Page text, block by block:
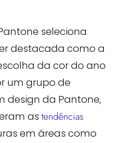
seleciona
destacada como a
da cor do ano
um grupo de
design da Pantone,
astendências
em áreas como